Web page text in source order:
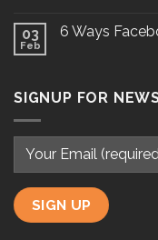
03
Feb
6 Ways
SIGNUP FOR